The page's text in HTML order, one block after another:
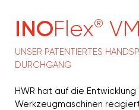
INOFlex® VM
UNSER PATENTIERTES
DURCHGANG
HWR hat auf die
Werkzeugmaschinen